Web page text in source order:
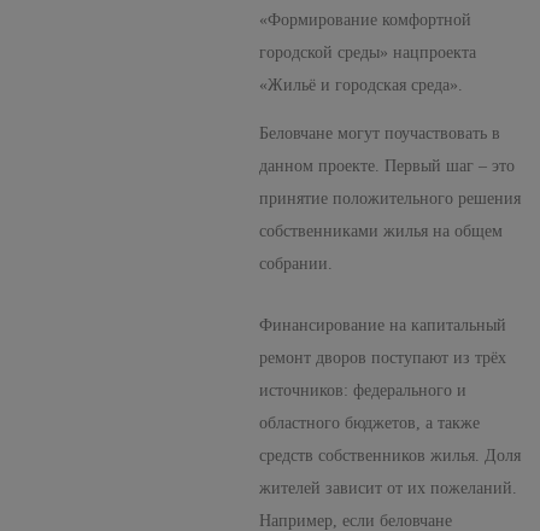
«Формирование комфортной
городской среды» нацпроекта
«Жильё и городская среда».
Беловчане могут поучаствовать в
данном проекте. Первый шаг – это
принятие положительного решения
собственниками жилья на общем
собрании.
Финансирование на капитальный
ремонт дворов поступают из трёх
источников: федерального и
областного бюджетов, а также
средств собственников жилья. Доля
жителей зависит от их пожеланий.
Например, если беловчане